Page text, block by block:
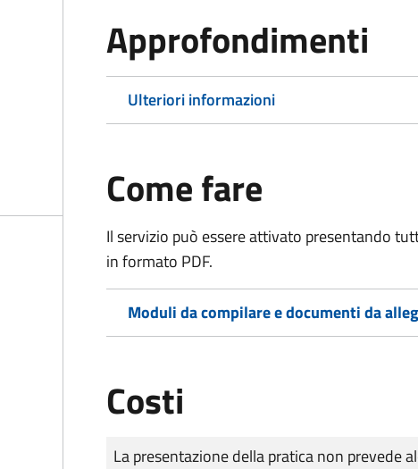
Approfondimenti
Ulteriori informazioni
Come fare
Il servizio può essere attivato presentando
in formato PDF.
Moduli da compilare e documenti da
Costi
Tipo di pagamento
Importo
La presentazione della pratica non prevede